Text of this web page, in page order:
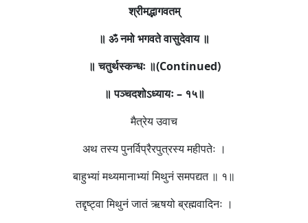
श्रीमद्भागवतम्
॥ ॐनमोभगवतेवासुदेवाय ॥
॥चतुर्थस्कन्धः ॥(Continued)
॥पञ्चदशोऽध्यायः– १५॥
मैत्रेय उवाच
अथ तस्य पुनर्विप्रैरपुत्रस्य महीपतेः ।
बाहुभ्यां मथ्यमानाभ्यां मिथुनं समपद्यत ॥ १॥
तद्दृष्ट्वा मिथुनं जातं ऋषयो ब्रह्मवादिनः ।